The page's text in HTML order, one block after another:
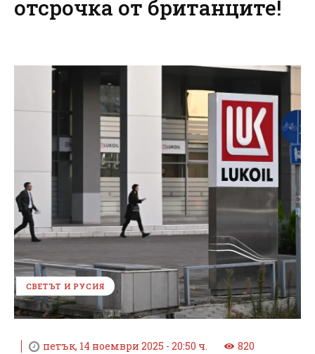
отсрочка от британците!
СВЕТЪТ И РУСИЯ
петък, 14 ноември 2025 - 20:50 ч. 820